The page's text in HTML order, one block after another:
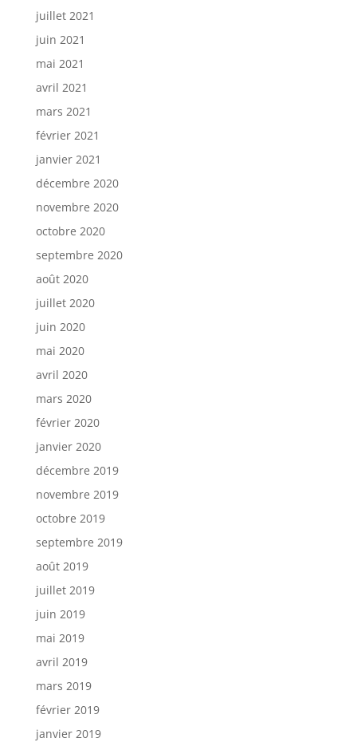
juillet 2021
juin 2021
mai 2021
avril 2021
mars 2021
février 2021
janvier 2021
décembre 2020
novembre 2020
octobre 2020
septembre 2020
août 2020
juillet 2020
juin 2020
mai 2020
avril 2020
mars 2020
février 2020
janvier 2020
décembre 2019
novembre 2019
octobre 2019
septembre 2019
août 2019
juillet 2019
juin 2019
mai 2019
avril 2019
mars 2019
février 2019
janvier 2019